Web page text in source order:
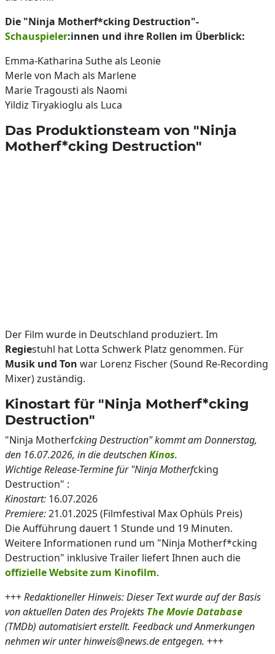
Die "Ninja Motherf*cking Destruction"-
Schauspieler:innen und ihre Rollen im Überblick:
Emma-Katharina Suthe als Leonie
Merle von Mach als Marlene
Marie Tragousti als Naomi
Yildiz Tiryakioglu als Luca
Das Produktionsteam von "Ninja
Motherf*cking Destruction"
Der Film wurde in Deutschland produziert. Im
Regiestuhl hat Lotta Schwerk Platz genommen. Für
Musik und Ton war Lorenz Fischer (Sound Re-Recording
Mixer) zuständig.
Kinostart für "Ninja Motherf*cking
Destruction"
"Ninja Motherfcking Destruction" kommt am Donnerstag,
den 16.07.2026, in die deutschenKinos.
Wichtige Release-Termine für "Ninja Motherfcking
Destruction" :
Kinostart: 16.07.2026
Premiere:21.01.2025 (Filmfestival Max Ophüls Preis)
Die Aufführung dauert 1 Stunde und 19 Minuten.
Weitere Informationen rund um "Ninja Motherf*cking
Destruction" inklusive Trailer liefert Ihnen auch die
offizielle Website zum Kinofilm.
+++Redaktioneller Hinweis: Dieser Text wurde auf der Basis
von aktuellen Daten des Projekts The Movie Database
(TMDb) automatisiert erstellt. Feedback und Anmerkungen
nehmen wir unter hinweis@news.de entgegen. +++